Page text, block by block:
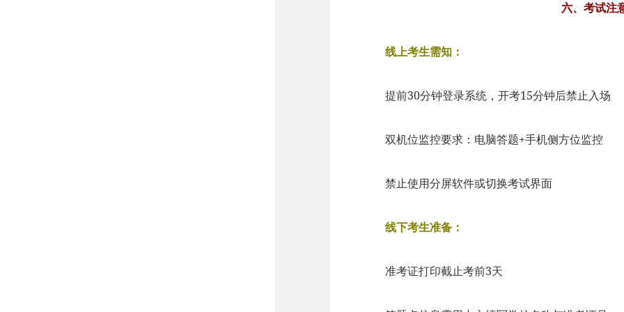
六、考试注
线上考生需知：​​
提前30分钟登录系统，开考15分钟后禁止入场
双机位监控要求：电脑答题+手机侧方位监控
禁止使用分屏软件或切换考试界面
线下考生准备：
准考证打印截止考前3天